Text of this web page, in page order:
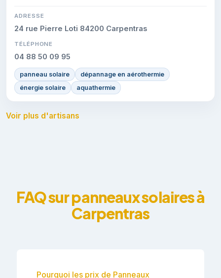
ADRESSE
24 rue Pierre Loti 84200 Carpentras
TÉLÉPHONE
04 88 50 09 95
panneau solaire
dépannage en aérothermie
énergie solaire
aquathermie
Voir plus d'artisans
FAQ sur panneaux solaires à
Carpentras
Pourquoi les prix de Panneaux